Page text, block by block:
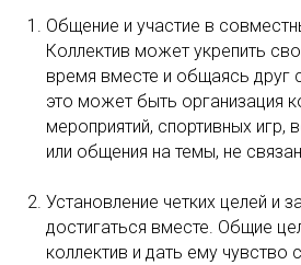
Общение и участие в
Коллектив может укрепить
время вместе и общаясь друг
это может быть организация
мероприятий, спортивных игр,
или общения на темы, не
Установление четких целей и
достигаться вместе. Общие
коллектив и дать ему чувство